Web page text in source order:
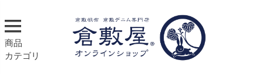
商品
カテゴリ